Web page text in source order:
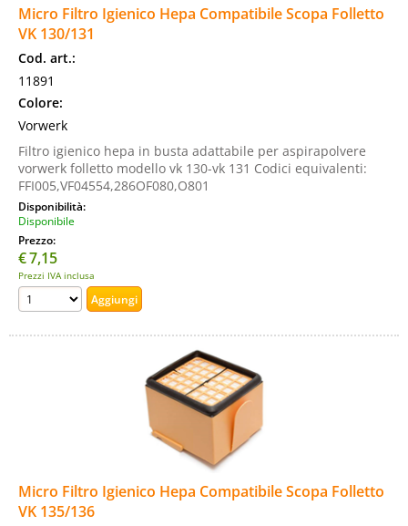
Micro Filtro Igienico Hepa Compatibile Scopa Folletto
VK 130/131
Cod. art.:
11891
Colore:
Vorwerk
Filtro igienico hepa in busta adattabile per aspirapolvere
vorwerk folletto modello vk 130-vk 131 Codici equivalenti:
FFI005,VF04554,286OF080,O801
Disponibilità:
Disponibile
Prezzo:
€7,15
Prezzi IVA inclusa
Micro Filtro Igienico Hepa Compatibile Scopa Folletto
VK 135/136